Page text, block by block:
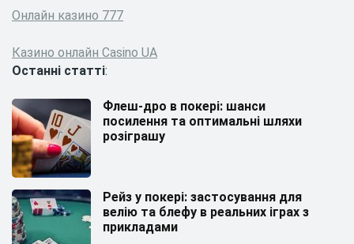
Онлайн казино 777
Казино онлайн Casino UA
Останні статті:
Флеш-дро в покері: шанси
посилення та оптимальні шляхи
розіграшу
Рейз у покері: застосування для
велію та блефу в реальних іграх з
прикладами